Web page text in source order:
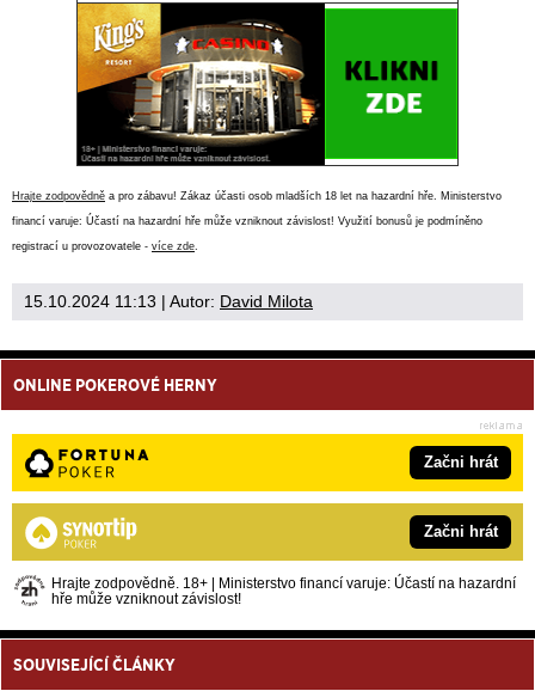
Hrajte zodpovědně a pro zábavu! Zákaz účasti osob mladších 18 let na hazardní hře. Ministerstvo
financí varuje: Účastí na hazardní hře může vzniknout závislost! Využití bonusů je podmíněno
registrací u provozovatele - více zde
15.10.2024 11:13 | Autor: David Milota
ONLINE POKEROVÉ HERNY
Začni hrát
Začni hrát
Hrajte zodpovědně. 18+ | Ministerstvo financí varuje: Účastí na hazardní
hře může vzniknout závislost!
SOUVISEJÍCÍ ČLÁNKY